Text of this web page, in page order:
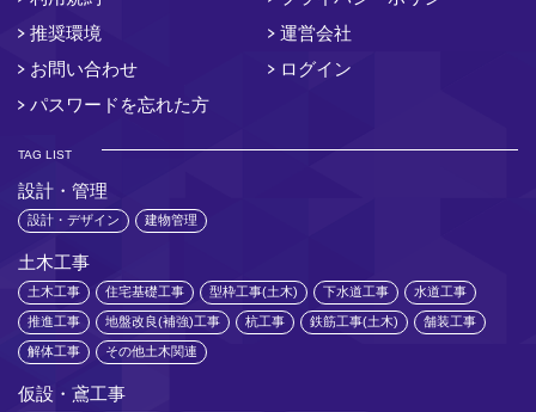
推奨環境
運営会社
お問い合わせ
ログイン
パスワードを忘れた方
TAG LIST
設計・管理
設計・デザイン 建物管理
土木工事
土木工事 住宅基礎工事 型枠工事(土木) 下水道工事 水道工事
推進工事 地盤改良(補強)工事 杭工事 鉄筋工事(土木) 舗装工事
解体工事 その他土木関連
仮設・鳶工事